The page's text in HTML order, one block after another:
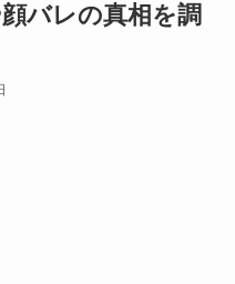
バレの真相を調